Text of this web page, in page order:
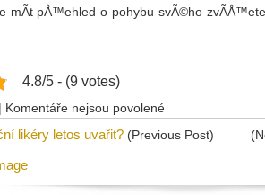
mÃ­t pÅ™ehled o pohybu svÃ©ho
4.8/5 - (9 votes)
| Komentáře nejsou povolenéu
Jak
likéry letos uvařit? (Previous Post)